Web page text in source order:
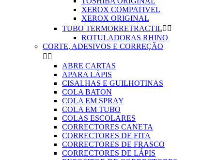
XEROX COMPATIVEL
XEROX ORIGINAL
TUBO TERMORRETRACTIL 
ROTULADORAS RHINO
CORTE, ADESIVOS E CORREÇÃO
 
ABRE CARTAS
APARA LÁPIS
CISALHAS E GUILHOTINAS
COLA BATON
COLA EM SPRAY
COLA EM TUBO
COLAS ESCOLARES
CORRECTORES CANETA
CORRECTORES DE FITA
CORRECTORES DE FRASCO
CORRECTORES DE LÁPIS